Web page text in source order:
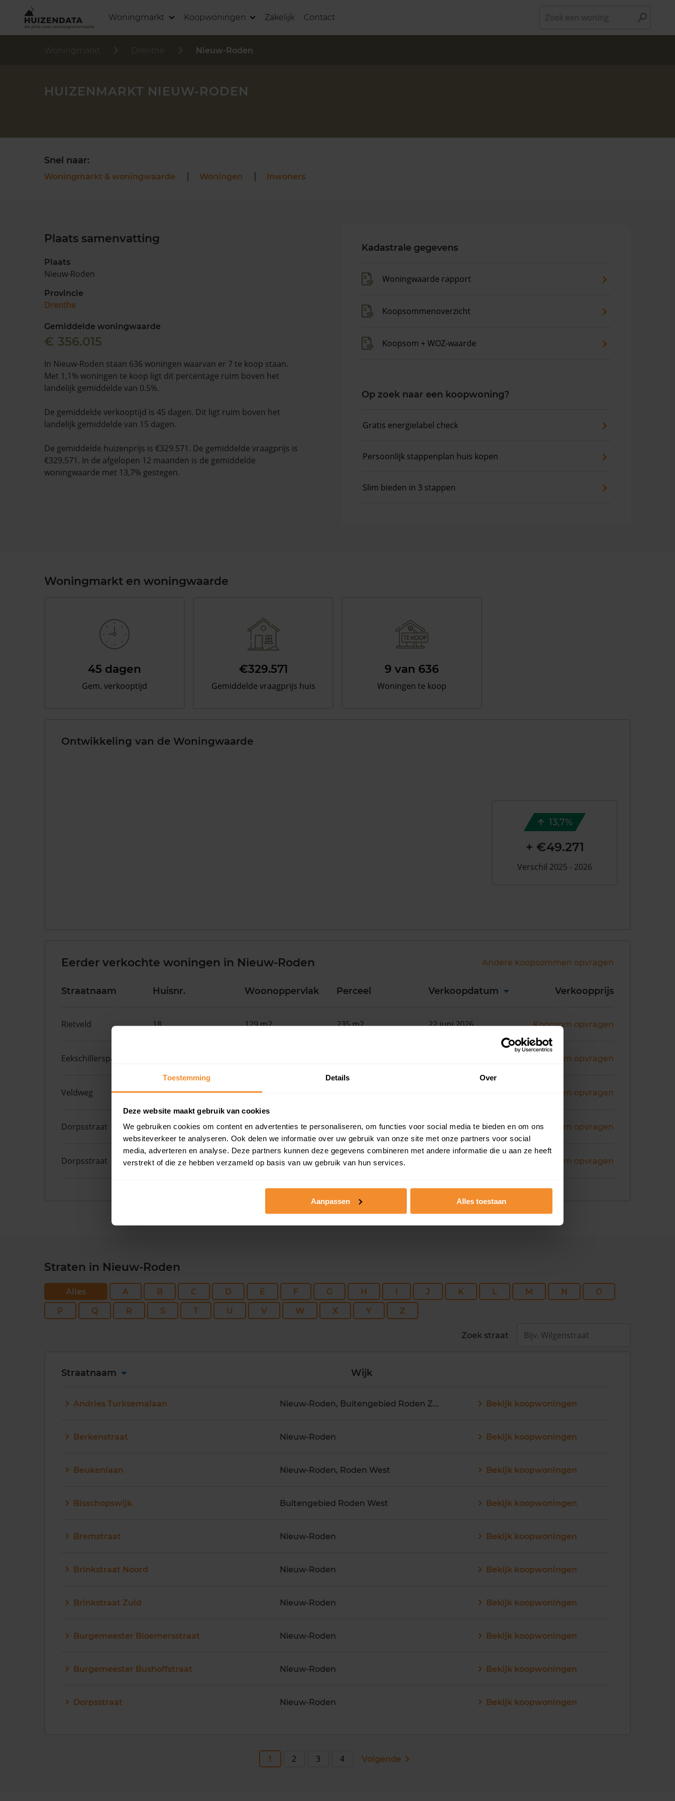
Toestemming Details Over
Deze website maakt gebruik van cookies
We gebruiken cookies om content en advertenties te personaliseren, om functies voor social media te bieden en om ons
websiteverkeer te analyseren. Ook delen we informatie over uw gebruik van onze site met onze partners voor social
media, adverteren en analyse. Deze partners kunnen deze gegevens combineren met andere informatie die u aan ze heeft
verstrekt of die ze hebben verzameld op basis van uw gebruik van hun services.
Aanpassen Alles toestaan
Woningmarkt Koopwoningen Zakelijk Contact
Woningmarkt Drenthe Nieuw-Roden
HUIZENMARKT NIEUW-RODEN
Snel naar:
Woningmarkt & woningwaarde Woningen Inwoners
Plaats samenvatting
Plaats
Nieuw-Roden
Provincie
Drenthe
Gemiddelde woningwaarde
€ 356.015
In Nieuw-Roden staan 636 woningen waarvan er 7 te koop staan.
Met 1,1% woningen te koop ligt dit percentage ruim boven het
landelijk gemiddelde van 0.5%.
De gemiddelde verkooptijd is 45 dagen. Dit ligt ruim boven het
landelijk gemiddelde van 15 dagen.
De gemiddelde huizenprijs is €329.571. De gemiddelde vraagprijs is
€329.571. In de afgelopen 12 maanden is de gemiddelde
woningwaarde met 13,7% gestegen.
Kadastrale gegevens
Woningwaarde rapport
Koopsommenoverzicht
Koopsom + WOZ-waarde
Op zoek naar een koopwoning?
Gratis energielabel check
Persoonlijk stappenplan huis kopen
Slim bieden in 3 stappen
Woningmarkt en woningwaarde
45 dagen
Gem. verkooptijd
€329.571
Gemiddelde vraagprijs huis
9 van 636
Woningen te koop
Ontwikkeling van de Woningwaarde
13,7%
+ €49.271
Verschil 2025 - 2026
Eerder verkochte woningen in Nieuw-Roden Andere koopsommen opvragen
Straatnaam Huisnr. Woonoppervlak Perceel Verkoopdatum Verkoopprijs
Rietveld 18 129 m2 235 m2 22 juni 2026 Koopsom opvragen
Eekschillerspad Koopsom opvragen
Veldweg 12 219 m2 Koopsom opvragen
Dorpsstraat 22G 1 63 m2 0 m2 22 mei 2026 Koopsom opvragen
Dorpsstraat 22C 1 50 m2 0 m2 Koopsom opvragen
Straten in Nieuw-Roden
Alles A B C D E F G H I J K L M N
O
P
Q R S T U V W X Y Z
Zoek straat
Straatnaam Wijk
Andries Turksemalaan Nieuw-Roden, Buitengebied Roden Zuid Bekijk koopwoningen
Berkenstraat Nieuw-Roden Bekijk koopwoningen
Beukenlaan Nieuw-Roden, Roden West Bekijk koopwoningen
Bisschopswijk Buitengebied Roden West Bekijk koopwoningen
Bremstraat Nieuw-Roden Bekijk koopwoningen
Brinkstraat Noord Nieuw-Roden Bekijk koopwoningen
Brinkstraat Zuid Nieuw-Roden Bekijk koopwoningen
Burgemeester Bloemersstraat Nieuw-Roden Bekijk koopwoningen
Burgemeester Bushoffstraat Nieuw-Roden Bekijk koopwoningen
Dorpsstraat Nieuw-Roden Bekijk koopwoningen
1 2 3 4 Volgende